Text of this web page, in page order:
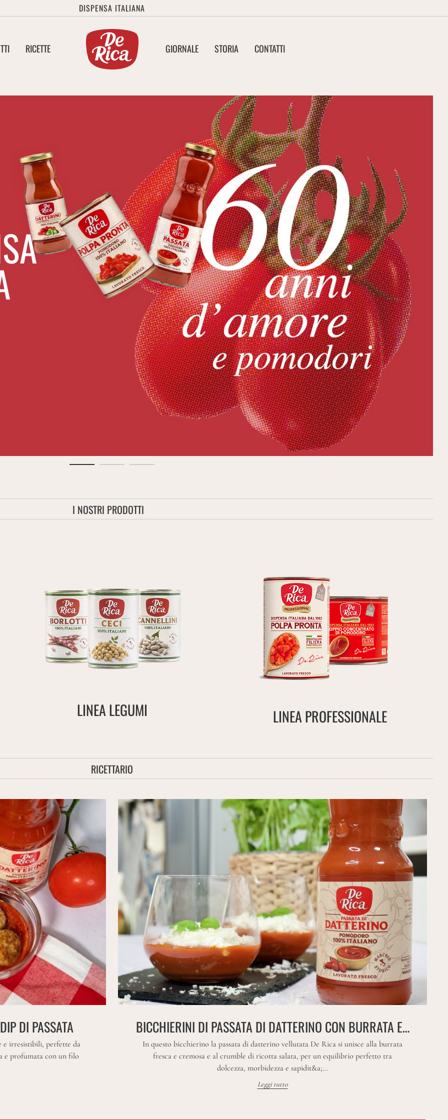
DISPENSA ITALIANA
LINEA LEGUMI
Dalla tradizione e dall’esperienza De Rica
nasce la linea di Legumi al Naturale
tutti i prodotti
LINEA PROFESSIONALE
La linea professionale De Rica risponde alle richieste degli
operatori del settore più esigenti
tutti i prodotti
RICETTE GIORNALE STORIA CONTATTI
I NOSTRI PRODOTTI
LINEA LEGUMI LINEA PROFESSIONALE
RICETTARIO
DI PASSATA
e irresistibili, perfette da
e profumata con un filo
BICCHIERINI DI PASSATA DI DATTERINO CON BURRATA E…
In questo bicchierino la passata di datterino vellutata De Rica si unisce alla burrata
fresca e cremosa e al crumble di ricotta salata, per un equilibrio perfetto tra
dolcezza, morbidezza e sapidit&a;…
Leggi tutto